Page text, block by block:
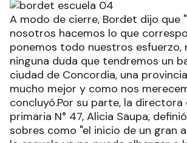
A modo de cierre, Bordet dijo que
nosotros hacemos lo que
ponemos todo nuestros esfuerzo,
ninguna duda que tendremos un
ciudad de Concordia, una
mucho mejor y como nos
concluyó.Por su parte, la directora
primaria N° 47, Alicia Saupa,
sobres como "el inicio de un gran